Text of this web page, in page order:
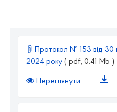
Протокол № 153 від 30
2024 року ( pdf, 0.41 Mb )
Переглянути